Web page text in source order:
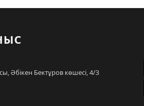
Әбікен Бектұров көшесі, 4/3